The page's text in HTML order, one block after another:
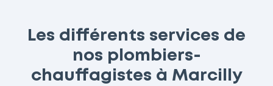
Les différents services de
nos plombiers-
chauffagistes à Marcilly